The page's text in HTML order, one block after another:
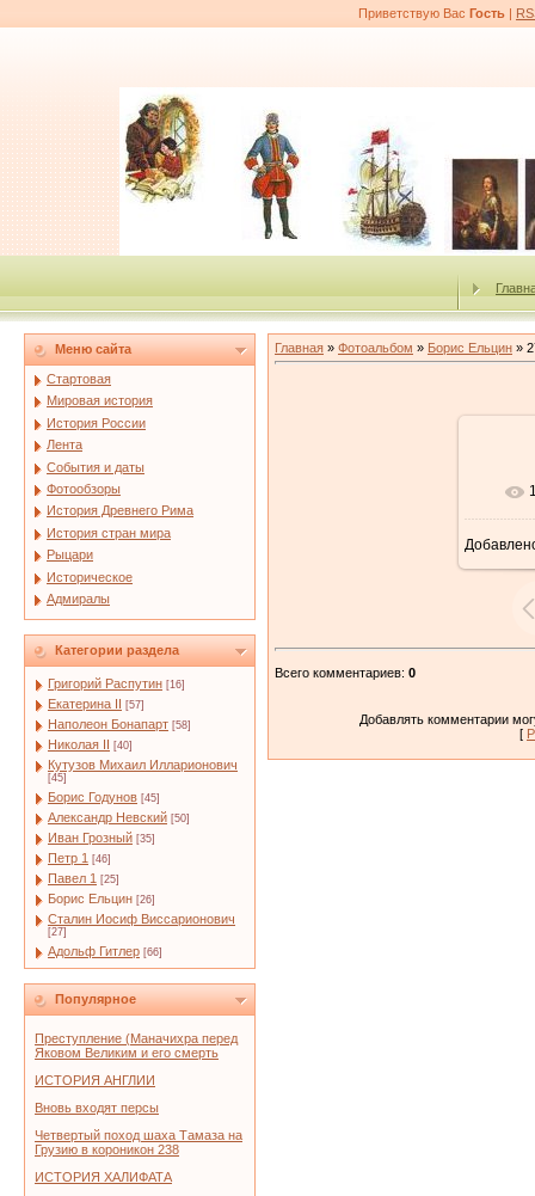
Приветствую Вас Гость |
Меню сайта
Стартовая
Мировая история
История России
Лента
События и даты
Фотообзоры
История Древнего Рима
История стран мира
Рыцари
Историческое
Адмиралы
Категории раздела
Григорий Распутин [16]
Екатерина II [57]
Наполеон Бонапарт [58]
Николая II [40]
Кутузов Михаил Илларионович
[45]
Борис Годунов [45]
Александр Невский [50]
Иван Грозный [35]
Петр 1 [46]
Павел 1 [25]
Борис Ельцин [26]
Сталин Иосиф Виссарионович
[27]
Адольф Гитлер [66]
Популярное
Преступление (Маначихра перед
Яковом Великим и его смерть
ИСТОРИЯ АНГЛИИ
Вновь входят персы
Четвертый поход шаха Тамаза на
Грузию в короникон 238
ИСТОРИЯ ХАЛИФАТА
Главная » Фотоальбом » Борис Ельцин »
Всего комментариев: 0
Добавлять комментарии
[